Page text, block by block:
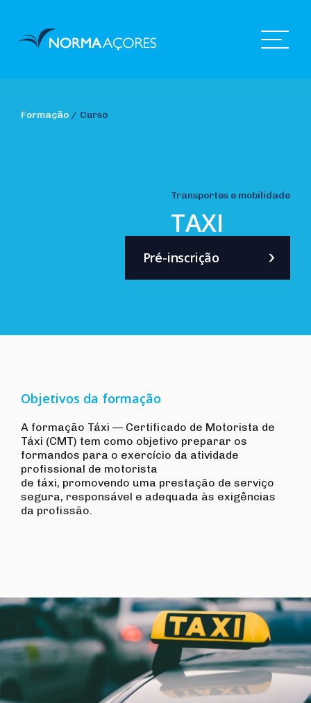
Formação / Curso
Transportes e mobilidade
TAXI
Pré-inscrição
Objetivos da formação
A formação Táxi — Certificado de Motorista de
Táxi (CMT) tem como objetivo preparar os
formandos para o exercício da atividade
profissional de motorista
de táxi, promovendo uma prestação de serviço
segura, responsável e adequada às exigências
da profissão.